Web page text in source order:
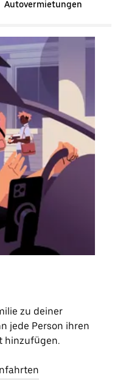
Autovermietungen
zu deiner
jede Person ihren
hinzufügen.